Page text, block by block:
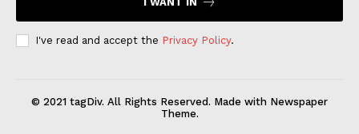
I've read and accept the Privacy Policy.
© 2021 tagDiv. All Rights Reserved. Made with Newspaper
Theme.